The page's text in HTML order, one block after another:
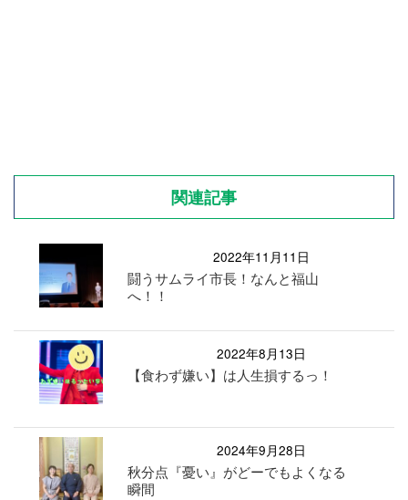
関連記事
2022年11月11日
闘うサムライ市長！なんと福山
へ！！
2022年8月13日
【食わず嫌い】は人生損するっ！
2024年9月28日
秋分点『憂い』がどーでもよくなる
瞬間